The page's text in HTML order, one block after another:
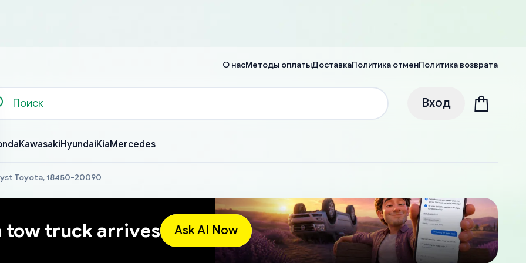
О насМетоды оплатыДоставкаПолитика отменПолитика возврата
Вход
KawasakiHyundaiKiaMercedes
Toyota, 18450-20090
tow truck arrives Ask AI Now